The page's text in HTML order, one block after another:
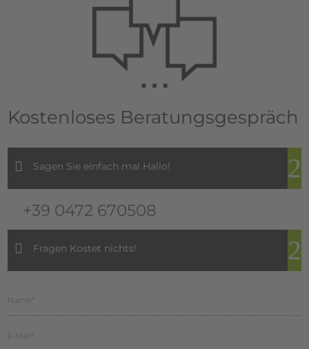
Kostenloses Beratungsgespräch
Sagen Sie einfach mal Hallo!
+39 0472 670508
Fragen Kostet nichts!